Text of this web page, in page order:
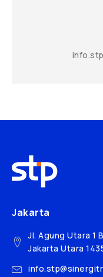
Jakarta
Jl. Agung Utara 1
Jakarta Utara